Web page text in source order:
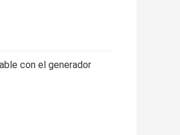
con el generador